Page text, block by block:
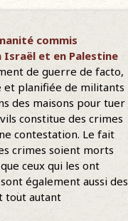
commis
et en Palestine
de guerre de facto,
planifiée de militants
des maisons pour tuer
constitue des crimes
contestation. Le fait
crimes soient morts
ceux qui les ont
également aussi des
tout autant